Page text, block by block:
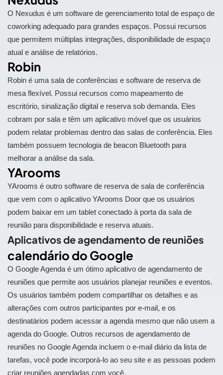
O Nexudus é um software de gerenciamento total de espaço de
coworking adequado para grandes espaços. Possui recursos
que permitem múltiplas integrações, disponibilidade de espaço
atual e análise de relatórios.
Robin
Robin é uma sala de conferências e software de reserva de
mesa flexível. Possui recursos como mapeamento de
escritório, sinalização digital e reserva sob demanda. Eles
cobram por sala e têm um aplicativo móvel que os usuários
podem relatar problemas dentro das salas de conferência. Eles
também possuem tecnologia de beacon Bluetooth para
melhorar a análise da sala.
YArooms
YArooms é outro software de reserva de sala de conferência
que vem com o aplicativo YArooms Door que os usuários
podem baixar em um tablet conectado à porta da sala de
reunião para disponibilidade e reserva atuais.
Aplicativos de agendamento de reuniões
calendário do Google
O Google Agenda é um ótimo aplicativo de agendamento de
reuniões que permite aos usuários planejar reuniões e eventos.
Os usuários também podem compartilhar os detalhes e as
alterações com outros participantes por e-mail, e os
destinatários podem acessar a agenda mesmo que não usem a
agenda do Google. Outros recursos de agendamento de
reuniões no Google Agenda incluem o e-mail diário da lista de
tarefas, você pode incorporá-lo ao seu site e as pessoas podem
criar reuniões agendadas com você.